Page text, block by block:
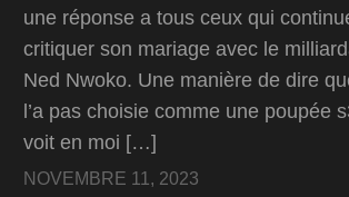
une réponse a tous ceux qui
critiquer son mariage avec le
Ned Nwoko. Une manière de dire
l’a pas choisie comme une poupée
voit en moi […]
NOVEMBRE 11, 2023